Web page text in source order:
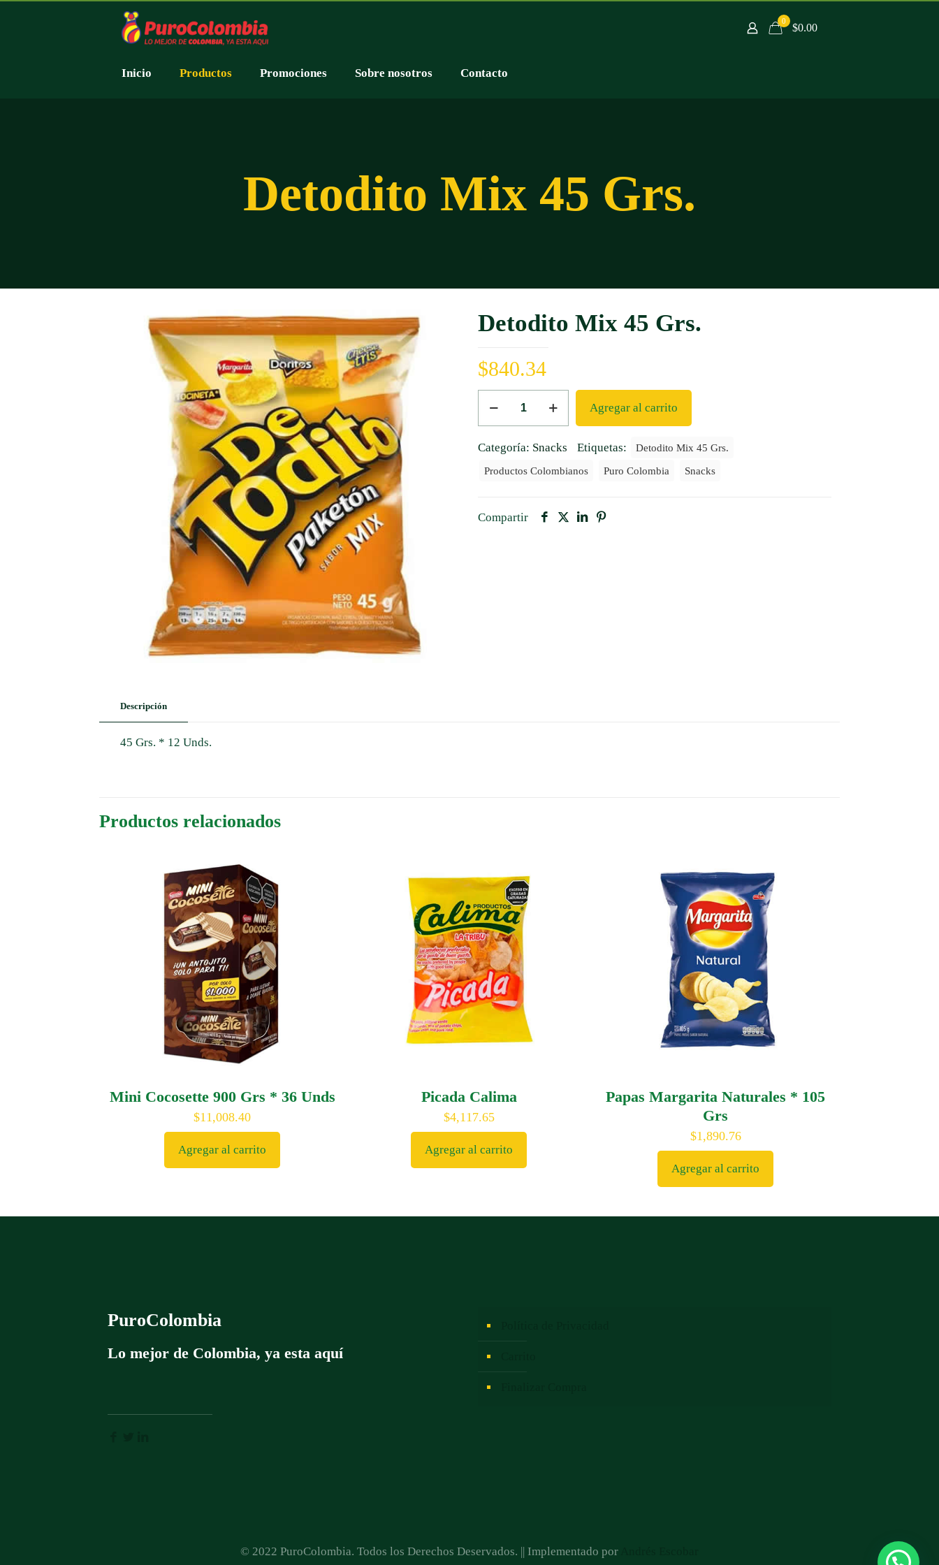
0
$0.00
Inicio Productos Promociones Sobre nosotros Contacto
Detodito Mix 45 Grs.
Detodito Mix 45 Grs.
$840.34
Grs.
cantidad
Agregar al carrito
Categoría: Snacks Etiquetas:
Detodito Mix 45 Grs.
Productos Colombianos
Puro Colombia Snacks
Compartir
Descripción
45 Grs. * 12 Unds.
Productos relacionados
Mini Cocosette 900 Grs * 36 Unds
$11,008.40
Agregar al carrito
Picada Calima
$4,117.65
Agregar al carrito
Papas Margarita Naturales * 105
Grs
$1,890.76
Agregar al carrito
PuroColombia
Lo mejor de Colombia, ya esta aquí
© 2022 PuroColombia. Todos los Derechos Deservados. || Implementado por